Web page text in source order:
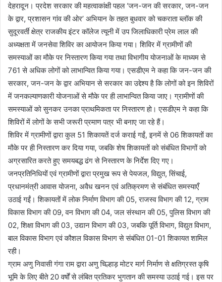
देहरादून। प्रदेश सरकार की महत्वाकांक्षी पहल ‘जन-जन की सरकार, जन-जन
के द्वार, प्रशासन गांव की ओर’ अभियान के तहत बुधवार को चकराता ब्लॉक की
सुदूरवर्ती क्षेत्र राजकीय इंटर कॉलेज त्यूनी में उप जिलाधिकारी प्रेम लाल की
अध्यक्षता में जनसेवा शिविर का आयोजन किया गया। शिविर में ग्रामीणों की
समस्याओं का मौके पर निस्तारण किया गया तथा विभागीय योजनाओं के माध्यम से
761 से अधिक लोगों को लाभान्वित किया गया। एसडीएम ने कहा कि जन-जन की
सरकार, जन-जन के द्वार अभियान से सरकार का उद्देश्य है कि लोगों को इन शिविरों
में जनकल्याणकारी योजनाओं से मौके पर ही लाभान्वित किया जाए। ग्रामीणों की
समस्याओं को सुनकर उनका प्राथमिकता पर निस्तारण हो। एसडीएम ने कहा कि
शिविरों में लोगों के सभी जरूरी प्रमाण पत्र भी बनाए जा रहे हैं।
शिविर में ग्रामीणों द्वारा कुल 51 शिकायतें दर्ज कराई गईं, इनमें से 06 शिकायतों का
मौके पर ही निस्तारण कर दिया गया, जबकि शेष शिकायतों को संबंधित विभागों को
अग्रसारित करते हुए समयबद्ध ढंग से निस्तारण के निर्देश दिए गए।
जनप्रतिनिधियों एवं ग्रामीणों द्वारा प्रमुख रूप से पेयजल, विद्युत, सिंचाई,
प्रधानमंत्री आवास योजना, अवैध खनन एवं अतिक्रमण से संबंधित समस्याएँ
उठाई गईं। शिकायतों में लोक निर्माण विभाग की 05, राजस्व विभाग की 12, ग्राम
विकास विभाग की 09, वन विभाग की 04, जल संस्थान की 05, पुलिस विभाग की
02, शिक्षा विभाग की 03, उद्यान विभाग की 03, जबकि पूर्ति विभाग, विद्युत विभाग,
बाल विकास विभाग एवं कौशल विकास विभाग से संबंधित 01-01 शिकायत शामिल
रही।
ग्राम अणु निवासी गंगा राम द्वारा अणु चिल्हाड़ मोटर मार्ग निर्माण से क्षतिग्रस्त कृषि
भूमि के लिए बीते 20 वर्षों से लंबित प्रतिकर भुगतान की समस्या उठाई गई। इस पर